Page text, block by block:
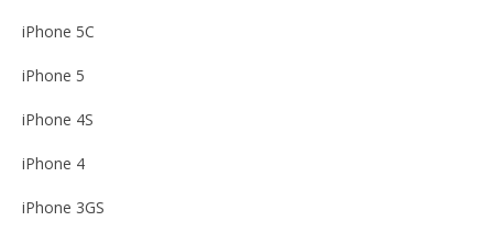
iPhone 5C
iPhone 5
iPhone 4S
iPhone 4
iPhone 3GS